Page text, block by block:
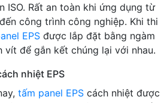
ISO. Rất an toàn khi ứng dụng từ
công trình công nghiệp. Khi thi
EPS được lắp đặt bằng ngàm
vít để gắn kết chúng lại với nhau.
nhiệt EPS
tấm panel EPS cách nhiệt được